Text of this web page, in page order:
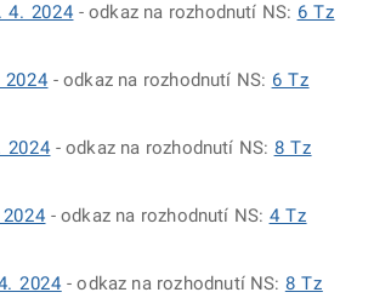
4. 2024 - odkaz na rozhodnutí NS: 6 Tz
2024 - odkaz na rozhodnutí NS: 6 Tz
2024 - odkaz na rozhodnutí NS: 8 Tz
- odkaz na rozhodnutí NS: 4 Tz
2024 - odkaz na rozhodnutí NS: 8 Tz